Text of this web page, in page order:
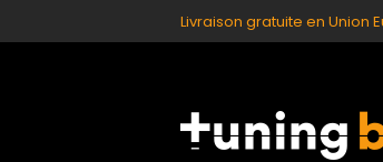
Livraison gratuite en Union